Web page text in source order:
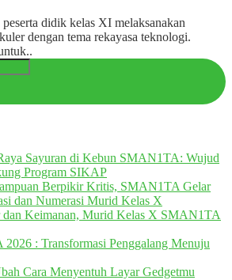
didik kelas XI melaksanakan
dengan tema rekayasa teknologi.
Sayuran di Kebun SMAN1TA: Wujud
Program SIKAP
Berpikir Kritis, SMAN1TA Gelar
dan Numerasi Murid Kelas X
dan Keimanan, Murid Kelas X SMAN1TA
: Transformasi Penggalang Menuju
Cara Menyentuh Layar Gedgetmu